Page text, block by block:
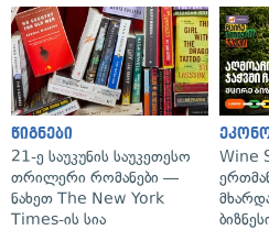
წიგნები
21-ე საუკუნის საუკეთესო
თრილერი რომანები —
ნახეთ The New York
Times-ის სია
Wine